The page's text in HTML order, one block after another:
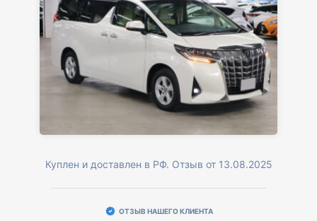
Куплен и доставлен в РФ. Отзыв от 13.08.2025
ОТЗЫВ НАШЕГО КЛИЕНТА